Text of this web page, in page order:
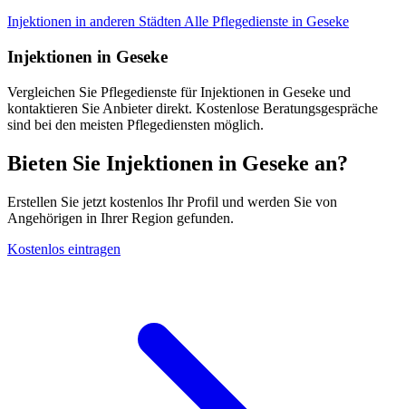
Injektionen in anderen Städten Alle Pflegedienste in Geseke
Injektionen in Geseke
Vergleichen Sie Pflegedienste für Injektionen in Geseke und
kontaktieren Sie Anbieter direkt. Kostenlose Beratungsgespräche
sind bei den meisten Pflegediensten möglich.
Bieten Sie Injektionen in Geseke an?
Erstellen Sie jetzt kostenlos Ihr Profil und werden Sie von
Angehörigen in Ihrer Region gefunden.
Kostenlos eintragen